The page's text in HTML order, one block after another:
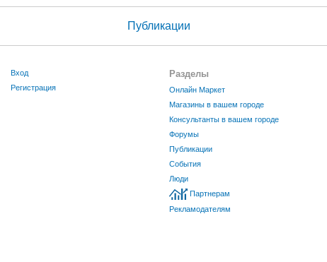
Публикации
Вход
Регистрация
Разделы
Онлайн Маркет
Магазины в вашем городе
Консультанты в вашем городе
Форумы
Публикации
События
Люди
Партнерам
Рекламодателям